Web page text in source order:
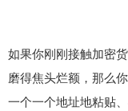
如果你刚刚接触加密
磨得焦头烂额，那么
一个一个地址地粘贴